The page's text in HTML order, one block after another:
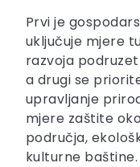
Prvi je
uključuje mjere
razvoja
a drugi se
upravljanje
mjere zaštite
područja,
kulturne baštine.